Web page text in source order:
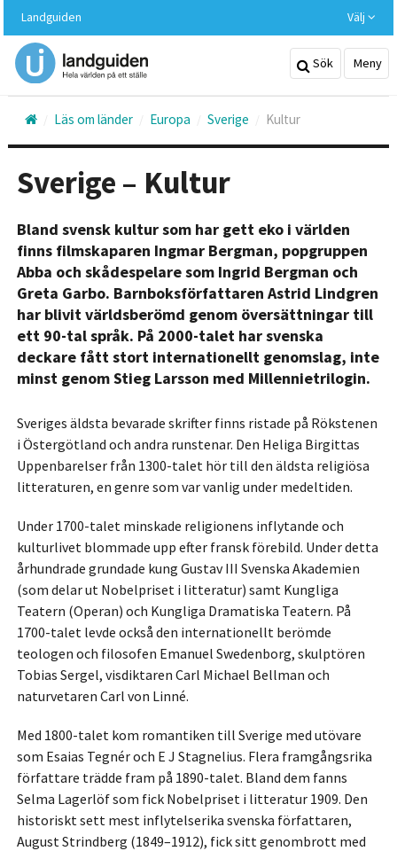
huvudinnehållet
Landguiden Välj
Sök Meny
Läs om länder Europa Sverige Kultur
Sverige – Kultur
Bland svensk kultur som har gett eko i världen
finns filmskaparen Ingmar Bergman, popgruppen
Abba och skådespelare som Ingrid Bergman och
Greta Garbo. Barnboksförfattaren Astrid Lindgren
har blivit världsberömd genom översättningar till
ett 90-tal språk. På 2000-talet har svenska
deckare fått stort internationellt genomslag, inte
minst genom Stieg Larsson med Millennietrilogin.
Sveriges äldsta bevarade skrifter finns ristade på Rökstenen
i Östergötland och andra runstenar. Den Heliga Birgittas
Uppenbarelser från 1300-talet hör till den äldsta religiösa
litteraturen, en genre som var vanlig under medeltiden.
Under 1700-talet minskade religionens inflytande och
kulturlivet blommade upp efter fransk förebild. Under detta
århundrade grundade kung Gustav III Svenska Akademien
(som delar ut Nobelpriset i litteratur) samt Kungliga
Teatern (Operan) och Kungliga Dramatiska Teatern. På
1700-talet levde också den internationellt berömde
teologen och filosofen Emanuel Swedenborg, skulptören
Tobias Sergel, visdiktaren Carl Michael Bellman och
naturvetaren Carl von Linné.
Med 1800-talet kom romantiken till Sverige med utövare
som Esaias Tegnér och E J Stagnelius. Flera framgångsrika
författare trädde fram på 1890-talet. Bland dem fanns
Selma Lagerlöf som fick Nobelpriset i litteratur 1909. Den
historiskt sett mest inflytelserika svenska författaren,
August Strindberg (1849–1912), fick sitt genombrott med